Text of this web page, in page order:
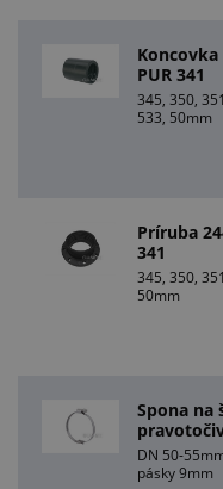
Koncovka
PUR 341
345, 350,
533, 50mm
Príruba
341
345, 350,
50mm
Spona na
DN 50-
pásky 9mm